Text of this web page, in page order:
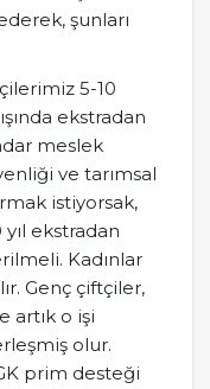
şunları
5-10
ekstradan
meslek
ve tarımsal
istiyorsak,
ekstradan
Kadınlar
Genç çiftçiler,
artık o işi
olur.
prim desteği